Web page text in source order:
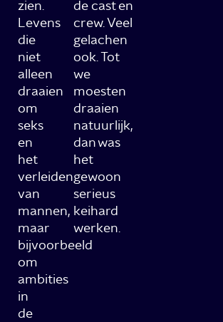
zien.
Levens
die
niet
alleen
draaien
om
seks
en
het
verleiden
van
mannen,
maar
bijvoorbeeld
om
ambities
in
de
de cast en
crew. Veel
gelachen
ook. Tot
we
moesten
draaien
natuurlijk,
dan was
het
gewoon
serieus
keihard
werken.